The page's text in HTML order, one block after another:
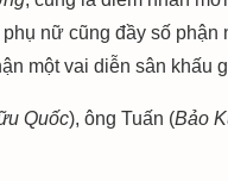
nữ cũng đầy số
một vai diễn sân khấu
Quốc), ông Tuấn (Bảo